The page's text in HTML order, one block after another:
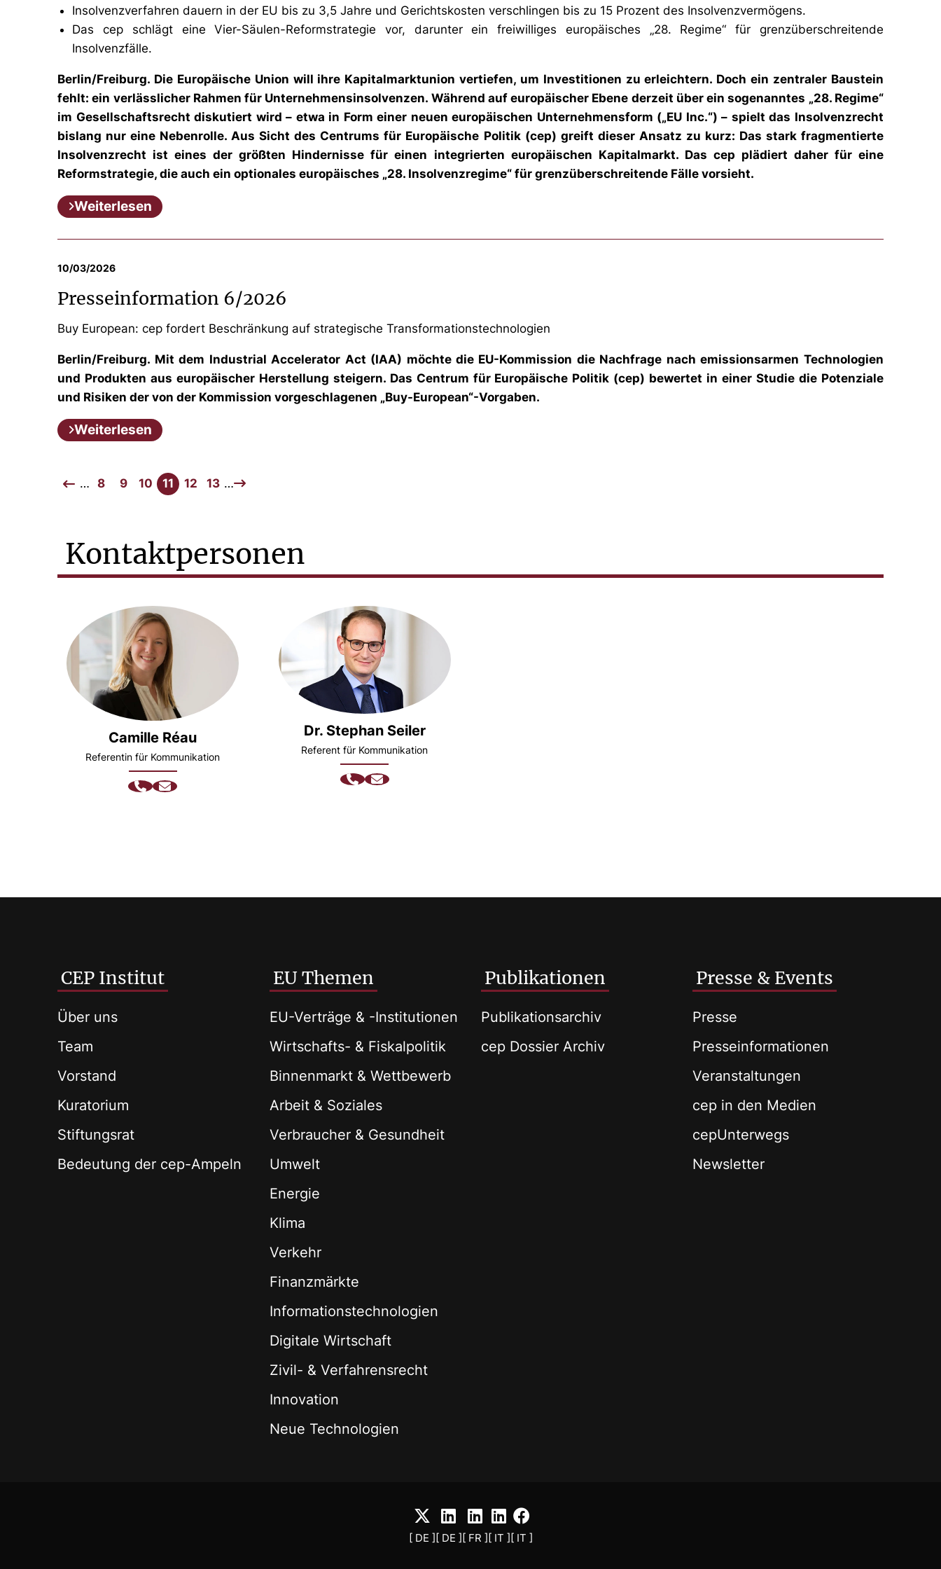
Insolvenzverfahren dauern in der EU bis zu 3,5 Jahre und Gerichtskosten verschlingen bis zu 15 Prozent des Insolvenzvermögens.
Das cep schlägt eine Vier-Säulen-Reformstrategie vor, darunter ein freiwilliges europäisches „28. Regime“ für grenzüberschreitende
Insolvenzfälle.
Berlin/Freiburg. Die Europäische Union will ihre Kapitalmarktunion vertiefen, um Investitionen zu erleichtern. Doch ein zentraler Baustein
fehlt: ein verlässlicher Rahmen für Unternehmensinsolvenzen. Während auf europäischer Ebene derzeit über ein sogenanntes „28. Regime“
im Gesellschaftsrecht diskutiert wird – etwa in Form einer neuen europäischen Unternehmensform („EU Inc.“) – spielt das Insolvenzrecht
bislang nur eine Nebenrolle. Aus Sicht des Centrums für Europäische Politik (cep) greift dieser Ansatz zu kurz: Das stark fragmentierte
Insolvenzrecht ist eines der größten Hindernisse für einen integrierten europäischen Kapitalmarkt. Das cep plädiert daher für eine
Reformstrategie, die auch ein optionales europäisches „28. Insolvenzregime“ für grenzüberschreitende Fälle vorsieht.
Weiterlesen
10/03/2026
Presseinformation 6/2026
Buy European: cep fordert Beschränkung auf strategische Transformationstechnologien
Berlin/Freiburg. Mit dem Industrial Accelerator Act (IAA) möchte die EU-Kommission die Nachfrage nach emissionsarmen Technologien
und Produkten aus europäischer Herstellung steigern. Das Centrum für Europäische Politik (cep) bewertet in einer Studie die Potenziale
und Risiken der von der Kommission vorgeschlagenen „Buy-European“-Vorgaben.
Weiterlesen
… 8 9 10 11 12 13 …
Kontaktpersonen
Camille Réau
Referentin für Kommunikation
Dr. Stephan Seiler
Referent für Kommunikation
CEP Institut
Über uns
Team
Vorstand
Kuratorium
Stiftungsrat
Bedeutung der cep-Ampeln
EU Themen
EU-Verträge & -Institutionen
Wirtschafts- & Fiskalpolitik
Binnenmarkt & Wettbewerb
Arbeit & Soziales
Verbraucher & Gesundheit
Umwelt
Energie
Klima
Verkehr
Finanzmärkte
Informationstechnologien
Digitale Wirtschaft
Zivil- & Verfahrensrecht
Innovation
Neue Technologien
Publikationen
Publikationsarchiv
cep Dossier Archiv
Presse & Events
Presse
Presseinformationen
Veranstaltungen
cep in den Medien
cepUnterwegs
Newsletter
[ DE ][ DE ][ FR ][ IT ][ IT ]